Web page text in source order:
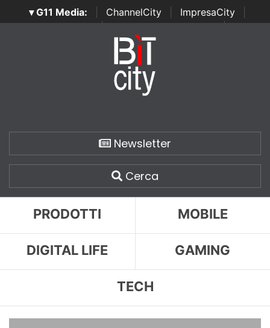
▾ G11 Media: ChannelCity ImpresaCity
SecurityOpenLab | Italian Channel Awards | Italian
Italian Security Awards
Newsletter
Cerca
PRODOTTI MOBILE
DIGITAL LIFE GAMING
TECH